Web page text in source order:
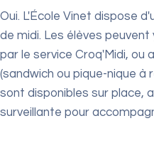
Oui. L'École Vinet dispose
de midi. Les élèves
par le service Croq'Midi, ou
(sandwich ou pique-nique à
sont disponibles sur place,
surveillante pour